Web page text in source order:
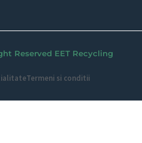
Reserved EET Recycling
Termeni si conditii